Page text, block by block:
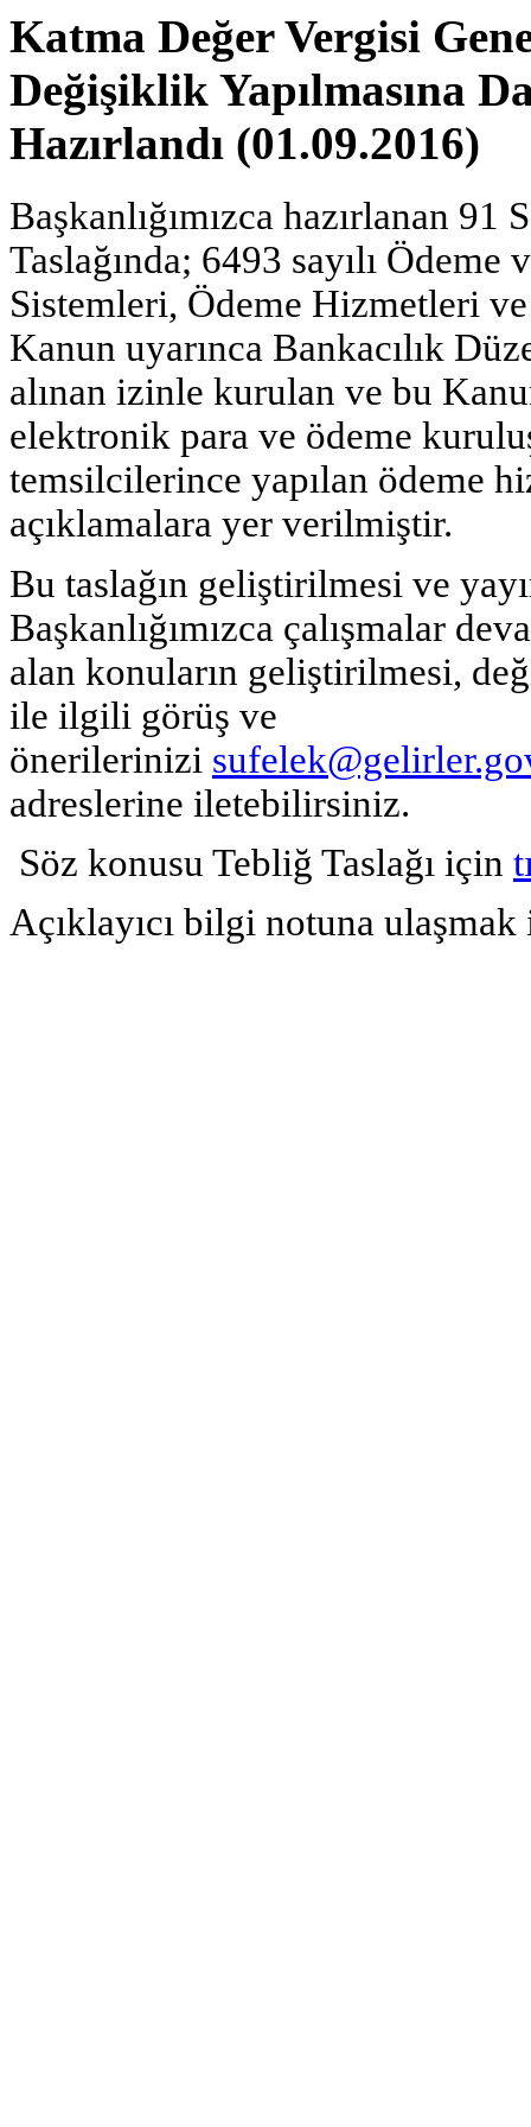
Katma Değer Vergisi
Değişiklik Yapılmasına
Hazırlandı (01.09.2016)
Başkanlığımızca hazırlanan
Taslağında; 6493 sayılı
Sistemleri, Ödeme Hizmetleri
Kanun uyarınca Bankacılık
alınan izinle kurulan ve bu
elektronik para ve ödeme
temsilcilerince yapılan ödeme
açıklamalara yer verilmiştir.
Bu taslağın geliştirilmesi ve
Başkanlığımızca çalışmalar
alan konuların geliştirilmesi,
ile ilgili görüş ve
önerilerinizi
adreslerine iletebilirsiniz.
Söz konusu Tebliğ Taslağı için
Açıklayıcı bilgi notuna